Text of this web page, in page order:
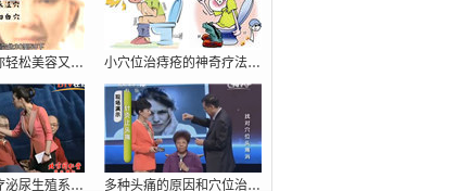
几个穴位帮你轻松美容又减肥（瘦肚腩） 小穴位治痔疮的神奇疗法【十人九痔，先收
臧福科：治疗泌尿生殖系统疾病的五大穴位 多种头痛的原因和穴位治疗方法